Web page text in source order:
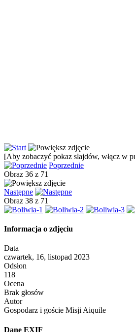
[Aby zobaczyć pokaz slajdów, włącz w
Poprzednie
Obraz 36 z 71
Następne
Obraz 38 z 71
Informacja o zdjęciu
Data
czwartek, 16, listopad 2023
Odsłon
118
Ocena
Brak głosów
Autor
Gospodarz i goście Misji Aiquile
Dane EXIF